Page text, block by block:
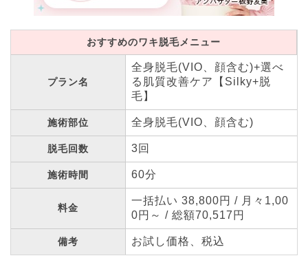
おすすめのワキ脱毛メニュー
プラン名
全身脱毛(VIO、顔含む)+選べ
る肌質改善ケア【Silky+脱
毛】
施術部位 全身脱毛(VIO、顔含む)
脱毛回数 3回
施術時間 60分
料金
一括払い 38,800円 / 月々1,00
0円～ / 総額70,517円
備考 お試し価格、税込